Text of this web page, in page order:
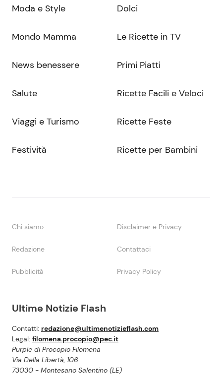
Ultime Notizie Flash
Contatti: redazione@ultimenotizieflash.com
Legal: filomena.procopio@pec.it
Purple di Procopio Filomena
Via Della Libertà, 106
73030 - Montesano Salentino (LE)
Moda e Style
Mondo Mamma
News benessere
Salute
Viaggi e Turismo
Festività
Dolci
Le Ricette in TV
Primi Piatti
Ricette Facili e Veloci
Ricette Feste
Ricette per Bambini
Chi siamo Disclaimer e Privacy
Redazione Contattaci
Pubblicità Privacy Policy